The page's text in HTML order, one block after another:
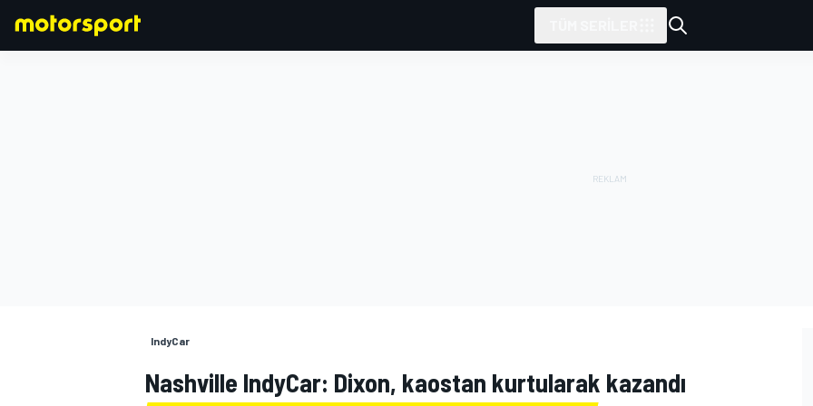
IndyCar
Nashville IndyCar: Dixon, kaostan kurtularak kazandı